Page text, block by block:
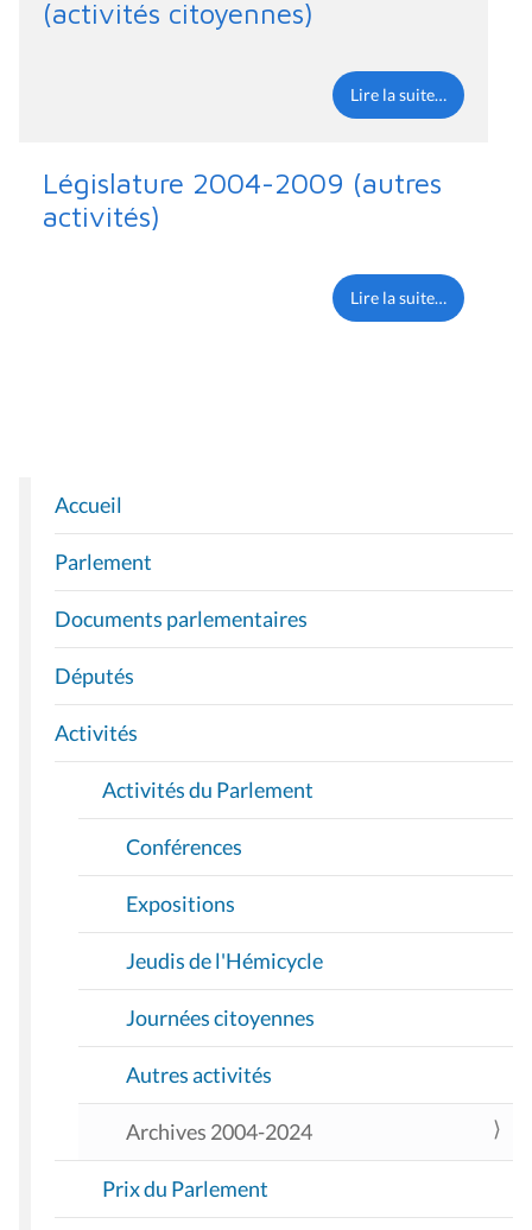
(activités citoyennes)
Lire la suite…
Législature 2004-2009 (autres
activités)
Lire la suite…
N
A
V
I
G
A
T
I
O
Accueil
Parlement
Documents parlementaires
Députés
Activités
Activités du Parlement
Conférences
Expositions
Jeudis de l'Hémicycle
Journées citoyennes
Autres activités
Archives 2004-2024
Prix du Parlement